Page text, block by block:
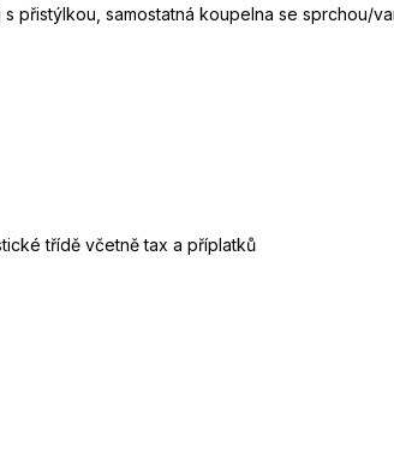
samostatná koupelna se sprchou/
třídě včetně tax a příplatků